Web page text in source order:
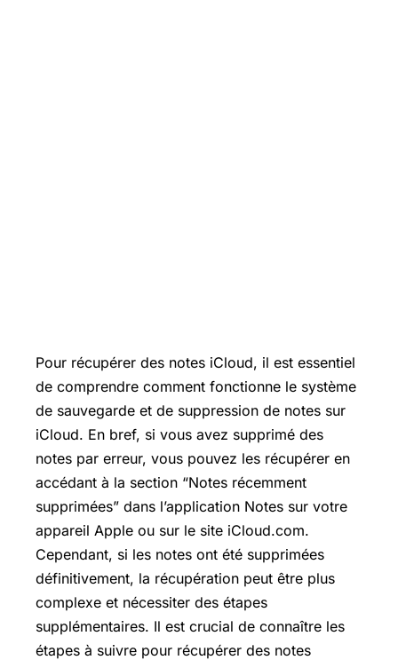
Pour récupérer des notes iCloud, il est essentiel
de comprendre comment fonctionne le système
de sauvegarde et de suppression de notes sur
iCloud. En bref, si vous avez supprimé des
notes par erreur, vous pouvez les récupérer en
accédant à la section “Notes récemment
supprimées” dans l’application Notes sur votre
appareil Apple ou sur le site iCloud.com.
Cependant, si les notes ont été supprimées
définitivement, la récupération peut être plus
complexe et nécessiter des étapes
supplémentaires. Il est crucial de connaître les
étapes à suivre pour récupérer des notes